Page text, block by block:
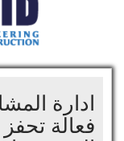
فعالة